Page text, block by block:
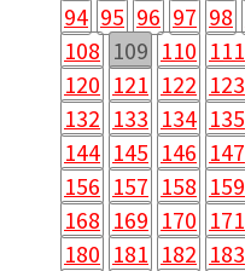
94 95 96 97 98
108 109 110 111
120 121 122 123
132 133 134 135
144 145 146 147
156 157 158 159
168 169 170 171
180 181 182 183